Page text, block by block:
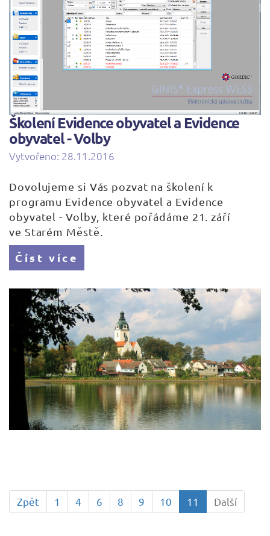
Školení Evidence obyvatel a Evidence
obyvatel - Volby
Vytvořeno: 28.11.2016
Dovolujeme si Vás pozvat na školení k
programu Evidence obyvatel a Evidence
obyvatel - Volby, které pořádáme 21. září
ve Starém Městě.
Číst více
Zpět 1 4 6 8 9 10 11 Další